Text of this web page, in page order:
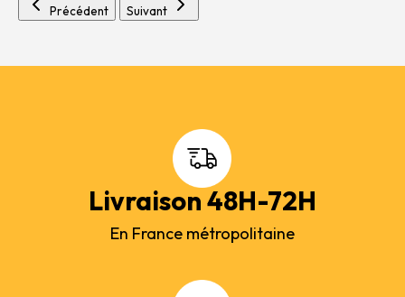
Précédent Suivant
Livraison 48H-72H
En France métropolitaine